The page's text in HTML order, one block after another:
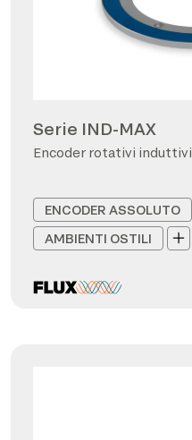
Serie IND-MAX
Encoder rotativi induttivi
ENCODER ASSOLUTO
AMBIENTI OSTILI